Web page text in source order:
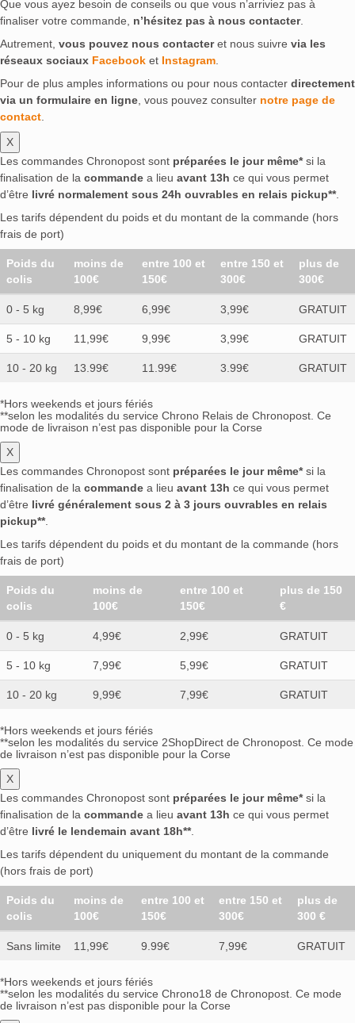
Que vous ayez besoin de conseils ou que vous n’arriviez pas à
finaliser votre commande, n’hésitez pas à nous contacter.
Autrement, vous pouvez nous contacteret nous suivre via les
réseaux sociaux Facebook et Instagram
Pour de plus amples informations ou pour nous contacter directement
via un formulaire en ligne , vous pouvez consulter notre page de
contact
X
Les commandes Chronopost sont préparées le jour même*si la
finalisation de la commande a lieu avant 13h ce qui vous permet
d’être livré normalement sous 24h ouvrables en relais pickup**.
Les tarifs dépendent du poids et du montant de la commande (hors
frais de port)
Poids du
colis
moins de
100€
entre 100 et
150€
entre 150 et
300€
plus de
300€
0 - 5 kg 8,99€ 6,99€ 3,99€ GRATUIT
5 - 10 kg 11,99€ 9,99€ 3,99€ GRATUIT
10 - 20 kg 13.99€ 11.99€ 3.99€ GRATUIT
*Hors weekends et jours fériés
**selon les modalités du service Chrono Relais de Chronopost. Ce
mode de livraison n’est pas disponible pour la Corse
X
Les commandes Chronopost sont préparées le jour même*si la
finalisation de la commande a lieu avant 13h ce qui vous permet
d’être livré généralement sous 2 à 3 jours ouvrables en relais
pickup**.
Les tarifs dépendent du poids et du montant de la commande (hors
frais de port)
Poids du
colis
moins de
100€
entre 100 et
150€
plus de 150
€
0 - 5 kg 4,99€ 2,99€ GRATUIT
5 - 10 kg 7,99€ 5,99€ GRATUIT
10 - 20 kg 9,99€ 7,99€ GRATUIT
*Hors weekends et jours fériés
**selon les modalités du service 2ShopDirect de Chronopost. Ce mode
de livraison n’est pas disponible pour la Corse
X
Les commandes Chronopost sont préparées le jour même*si la
finalisation de la commande a lieu avant 13h ce qui vous permet
d’être livré le lendemain avant 18h**.
Les tarifs dépendent du uniquement du montant de la commande
(hors frais de port)
Poids du
colis
moins de
100€
entre 100 et
150€
entre 150 et
300€
plus de
300 €
Sans limite 11,99€ 9.99€ 7,99€ GRATUIT
*Hors weekends et jours fériés
**selon les modalités du service Chrono18 de Chronopost. Ce mode
de livraison n’est pas disponible pour la Corse